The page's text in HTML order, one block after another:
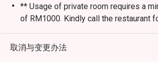
** Usage of private room requires a
of RM1000. Kindly call the restaurant
information.
Monday-Sunday and Public Holiday
取消与变更办法